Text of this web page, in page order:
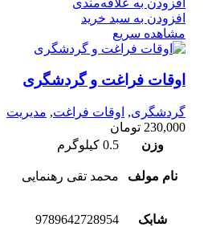
افزودن به علاقه‌مندی
افزودن به سبد خرید
مشاهده سریع
اوقات فراغت و گردشگری
گردشگری, اوقات فراغت, مدیریت
230,000 تومان
وزن
0.5 کیلوگرم
نام مولف محمد تقی رهنمایی
شابک 9789642728954